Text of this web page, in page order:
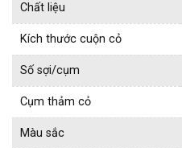
Chất liệu
Kích thước cuộn cỏ
Số sợi/cụm
Cụm thảm cỏ
Màu sắc